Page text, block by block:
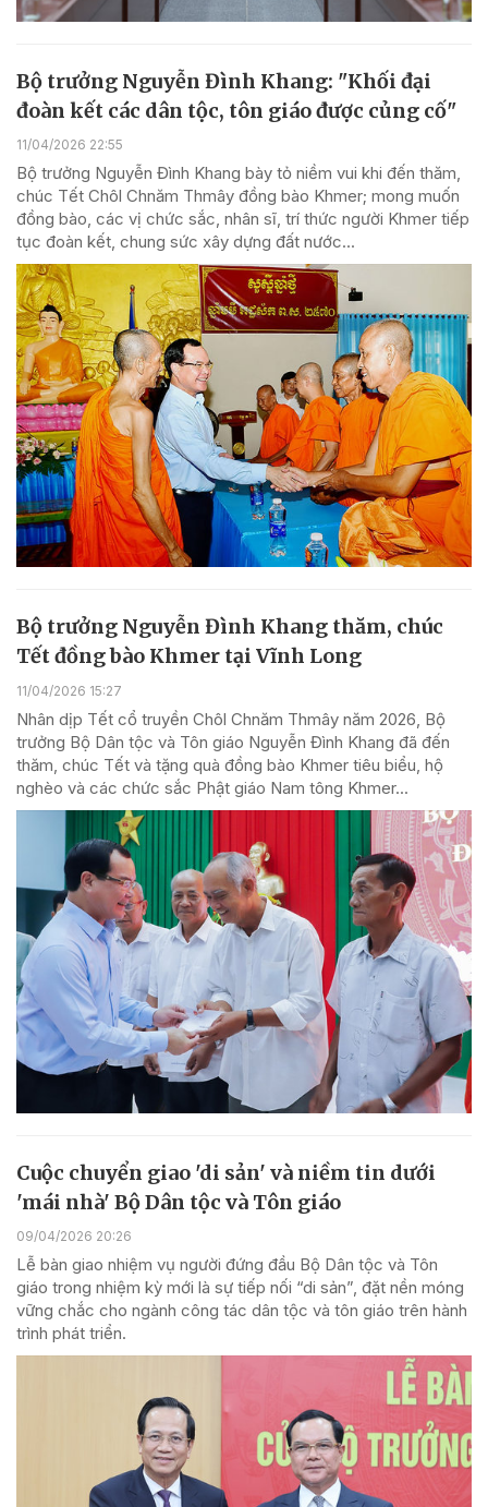
Bộ trưởng Nguyễn Đình Khang: "Khối đại
đoàn kết các dân tộc, tôn giáo được củng cố"
11/04/2026 22:55
Bộ trưởng Nguyễn Đình Khang bày tỏ niềm vui khi đến thăm,
chúc Tết Chôl Chnăm Thmây đồng bào Khmer; mong muốn
đồng bào, các vị chức sắc, nhân sĩ, trí thức người Khmer tiếp
tục đoàn kết, chung sức xây dựng đất nước...
Bộ trưởng Nguyễn Đình Khang thăm, chúc
Tết đồng bào Khmer tại Vĩnh Long
11/04/2026 15:27
Nhân dịp Tết cổ truyền Chôl Chnăm Thmây năm 2026, Bộ
trưởng Bộ Dân tộc và Tôn giáo Nguyễn Đình Khang đã đến
thăm, chúc Tết và tặng quà đồng bào Khmer tiêu biểu, hộ
nghèo và các chức sắc Phật giáo Nam tông Khmer...
Cuộc chuyển giao 'di sản' và niềm tin dưới
'mái nhà' Bộ Dân tộc và Tôn giáo
09/04/2026 20:26
Lễ bàn giao nhiệm vụ người đứng đầu Bộ Dân tộc và Tôn
giáo trong nhiệm kỳ mới là sự tiếp nối “di sản”, đặt nền móng
vững chắc cho ngành công tác dân tộc và tôn giáo trên hành
trình phát triển.